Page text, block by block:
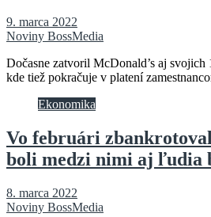
9. marca 2022
Noviny BossMedia
Dočasne zatvoril McDonald’s aj svojich
kde tiež pokračuje v platení
Ekonomika
Vo februári
boli medzi nimi aj ľudia
8. marca 2022
Noviny BossMedia